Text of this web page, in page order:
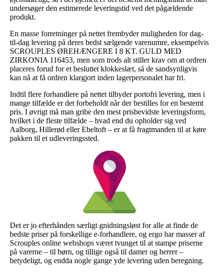
undersøger den estimerede leveringstid ved det pågældende
produkt.
En masse forretninger på nettet frembyder muligheden for dag-
til-dag levering på deres bedst sælgende varenumre, eksempelvis
SCROUPLES ØREHÆNGERE I 8 KT. GULD MED
ZIRKONIA 116453, men som trods alt stiller krav om at ordren
placeres forud for et besluttet klokkeslæt, så de sandsynligvis
kan nå at få ordren klargjort inden lagerpersonalet har fri.
Indtil flere forhandlere på nettet tilbyder portofri levering, men i
mange tilfælde er det forbeholdt når der bestilles for en bestemt
pris. I øvrigt må man gribe den mest prisbevidste leveringsform,
hvilket i de fleste tilfælde – hvad end du opholder sig ved
Aalborg, Hillerød eller Ebeltoft – er at få fragtmanden til at køre
pakken til et udleveringssted.
Det er jo efterhånden særligt gnidningsløst for alle at finde de
bedste priser på forskellige e-forhandlere, og ergo har masser af
Scrouples online webshops været tvunget til at stampe priserne
på varerne – til børn, og tillige også til damer og herrer –
betydeligt, og endda nogle gange yde levering uden beregning.